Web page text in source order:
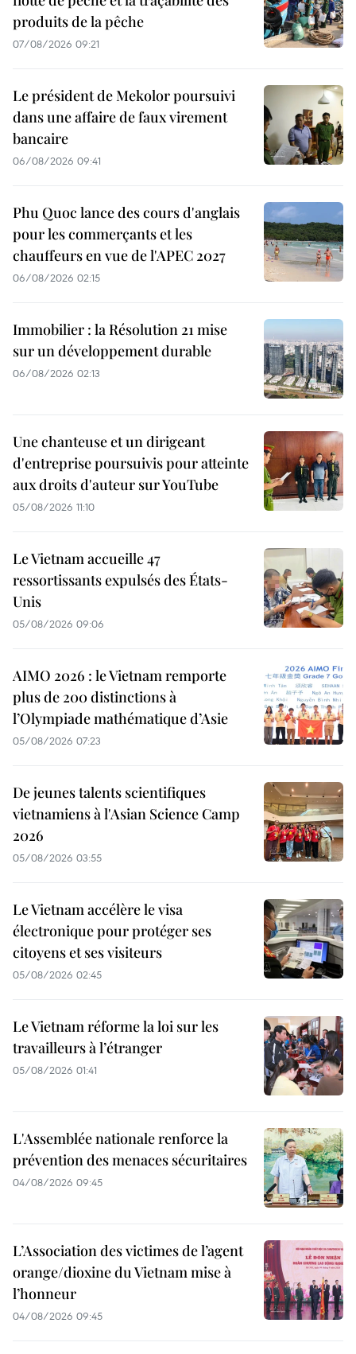
produits de la pêche
07/08/2026 09:21
Le président de Mekolor poursuivi
dans une affaire de faux virement
bancaire
06/08/2026 09:41
Phu Quoc lance des cours d'anglais
pour les commerçants et les
chauffeurs en vue de l'APEC 2027
06/08/2026 02:15
Immobilier : la Résolution 21 mise
sur un développement durable
06/08/2026 02:13
Une chanteuse et un dirigeant
d'entreprise poursuivis pour atteinte
aux droits d'auteur sur YouTube
05/08/2026 11:10
Le Vietnam accueille 47
ressortissants expulsés des États-
Unis
05/08/2026 09:06
AIMO 2026 : le Vietnam remporte
plus de 200 distinctions à
l’Olympiade mathématique d’Asie
05/08/2026 07:23
De jeunes talents scientifiques
vietnamiens à l'Asian Science Camp
2026
05/08/2026 03:55
Le Vietnam accélère le visa
électronique pour protéger ses
citoyens et ses visiteurs
05/08/2026 02:45
Le Vietnam réforme la loi sur les
travailleurs à l’étranger
05/08/2026 01:41
L'Assemblée nationale renforce la
prévention des menaces sécuritaires
04/08/2026 09:45
L’Association des victimes de l’agent
orange/dioxine du Vietnam mise à
l’honneur
04/08/2026 09:45